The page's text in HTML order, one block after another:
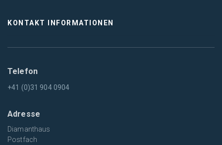
KONTAKT INFORMATIONEN
Telefon
+41 (0)31 904 0904
Adresse
Diamanthaus
Postfach